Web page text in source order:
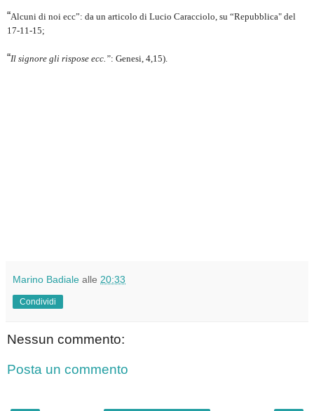
“Alcuni di noi ecc”: da un articolo di Lucio Caracciolo, su “Repubblica" del
17-11-15;
“Il signore gli rispose ecc.”: Genesi, 4,15).
Marino Badiale alle 20:33
Condividi
Nessun commento:
Posta un commento